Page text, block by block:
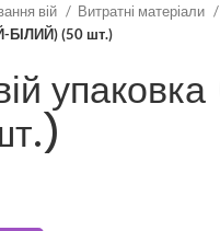
вій
Витратні матеріали
БІЛИЙ) (50 шт.)